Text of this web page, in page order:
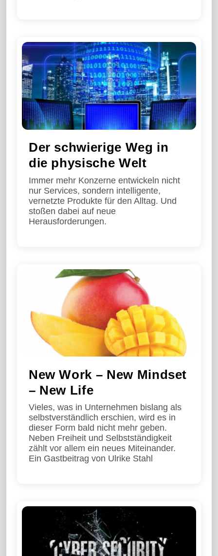
Der schwierige Weg in
die physische Welt
Immer mehr Konzerne entwickeln nicht
nur Services, sondern intelligente,
vernetzte Produkte für den Alltag. Und
stoßen dabei auf neue
Herausforderungen.
New Work – New Mindset
– New Life
Vieles, was in Unternehmen bislang als
selbstverständlich erschien, wird es in
dieser Form bald nicht mehr geben.
Neben Freiheit und Selbstständigkeit
zählt vor allem ein neues Miteinander.
Ein Gastbeitrag von Ulrike Stahl